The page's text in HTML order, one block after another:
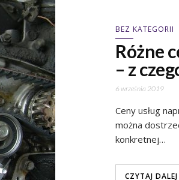
BEZ KATEGORII
Różne
– z
6 września 2019
Ceny usług
można
konkretnej…
CZYTAJ DALEJ